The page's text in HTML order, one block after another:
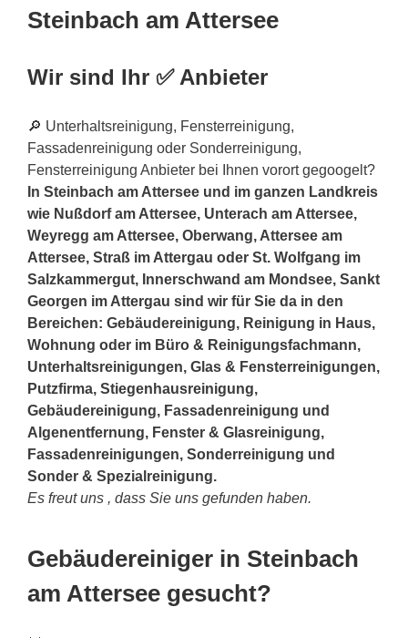
Steinbach am Attersee
Wir sind Ihr ✅ Anbieter
🔎 Unterhaltsreinigung, Fensterreinigung,
Fassadenreinigung oder Sonderreinigung,
Fensterreinigung Anbieter bei Ihnen vorort gegoogelt?
In Steinbach am Attersee und im ganzen Landkreis
wie Nußdorf am Attersee, Unterach am Attersee,
Weyregg am Attersee, Oberwang, Attersee am
Attersee, Straß im Attergau oder St. Wolfgang im
Salzkammergut, Innerschwand am Mondsee, Sankt
Georgen im Attergau sind wir für Sie da in den
Bereichen: Gebäudereinigung, Reinigung in Haus,
Wohnung oder im Büro & Reinigungsfachmann,
Unterhaltsreinigungen, Glas & Fensterreinigungen,
Putzfirma, Stiegenhausreinigung,
Gebäudereinigung, Fassadenreinigung und
Algenentfernung, Fenster & Glasreinigung,
Fassadenreinigungen, Sonderreinigung und
Sonder & Spezialreinigung.
Es freut uns , dass Sie uns gefunden haben.
Gebäudereiniger in Steinbach
am Attersee gesucht?